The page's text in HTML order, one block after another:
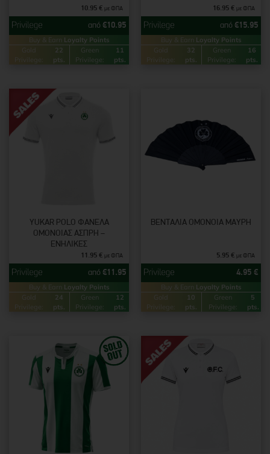
10.95 € με ΦΠΑ
από €10.95
Buy & Earn Loyalty Points
Gold
Privilege:
22
pts.
Green
Privilege:
11
pts.
16.95 € με ΦΠΑ
από €15.95
Buy & Earn Loyalty Points
Gold
Privilege:
32
pts.
Green
Privilege:
16
pts.
YUKAR POLO ΦΑΝΈΛΑ
ΟΜΟΝΟΙΑΣ ΆΣΠΡΗ –
ΕΝΉΛΙΚΕΣ
11.95 € με ΦΠΑ
από €11.95
Buy & Earn Loyalty Points
Gold
Privilege:
24
pts.
Green
Privilege:
12
pts.
ΒΕΝΤΆΛΙΑ ΟΜΟΝΟΙΑ ΜΑΎΡΗ
5.95 € με ΦΠΑ
4.95 €
Buy & Earn Loyalty Points
Gold
Privilege:
10
pts.
Green
Privilege:
5
pts.